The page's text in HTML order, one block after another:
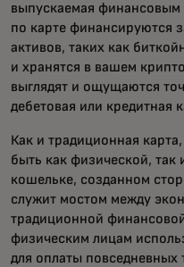
выпускаемая финансовым
по карте финансируются
активов, таких как
и хранятся в вашем
выглядят и ощущаются
дебетовая или кредитная
Как и традиционная
быть как физической, так
кошельке, созданном
служит мостом между
традиционной
физическим лицам
для оплаты повседневных